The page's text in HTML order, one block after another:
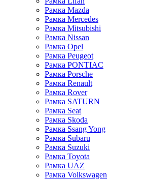
Рамка Mazda
Рамка Mercedes
Рамка Mitsubishi
Рамка Nissan
Рамка Opel
Рамка Peugeot
Рамка PONTIAC
Рамка Porsche
Рамка Renault
Рамка Rover
Рамка SATURN
Рамка Seat
Рамка Skoda
Рамка Ssang Yong
Рамка Subaru
Рамка Suzuki
Рамка Toyota
Рамка UAZ
Рамка Volkswagen